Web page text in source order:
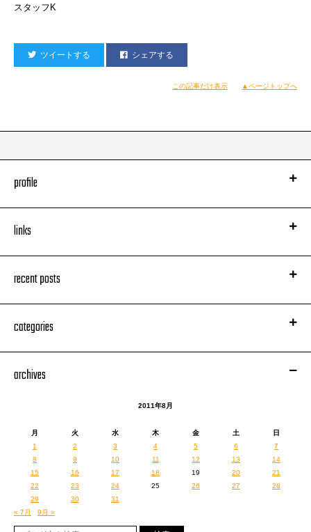
スタッフK
ツイートする シェアする
この記事だけ表示 ▲ページトップへ
profile
links
recent posts
categories
archives
2011年8月
月 火 水 木 金 土
日
1
2 3 4 5 6
7
8
9 10 11 12 13
14
15
16 17 18 19 20
21
22
23 24 25 26 27
28
29
30
31
« 7月
9月 »